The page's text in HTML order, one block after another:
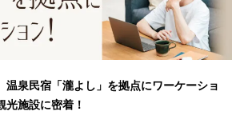
温泉民宿「瀧よし」を拠点にワーケーショ
光施設に密着！